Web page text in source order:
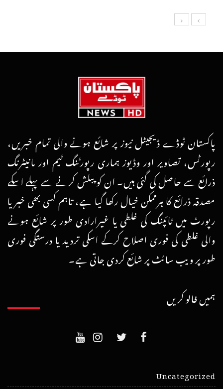
پاکستان ٹوڈے ڈیجیٹل نیوز پر شائع ہونے والی تمام خبریں،
رپورٹس، تصاویر اور وڈیوز ہماری رپورٹنگ ٹیم اور مانیٹرنگ
ذرائع سے حاصل کی گئی ہیں۔ ان کو پبلش کرنے سے پہلے اسکے
مصدقہ ذرائع کا ہرممکن خیال رکھا گیا ہے، تاہم کسی بھی خبر یا
رپورٹ میں ٹائپنگ کی غلطی یا غیرارادی طور پر شائع ہونے
والی غلطی کی فوری اصلاح کرکے اسکی تردید یا درستگی فوری
طور پر ویب سائٹ پر شائع کردی جاتی ہے۔
ہمیں فالو کریں
Uncategorized